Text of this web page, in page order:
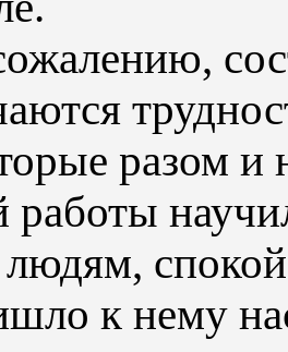
разом
работы
к нему